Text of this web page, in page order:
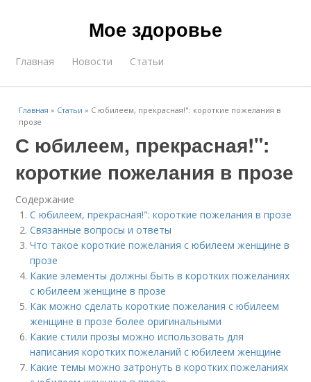
Мое здоровье
Главная Новости Статьи
Главная » Статьи » С юбилеем, прекрасная!": короткие пожелания в
прозе
С юбилеем, прекрасная!":
короткие пожелания в прозе
Содержание
С юбилеем, прекрасная!": короткие пожелания в прозе
Связанные вопросы и ответы
Что такое короткие пожелания с юбилеем женщине в
прозе
Какие элементы должны быть в коротких пожеланиях
с юбилеем женщине в прозе
Как можно сделать короткие пожелания с юбилеем
женщине в прозе более оригинальными
Какие стили прозы можно использовать для
написания коротких пожеланий с юбилеем женщине
Какие темы можно затронуть в коротких пожеланиях